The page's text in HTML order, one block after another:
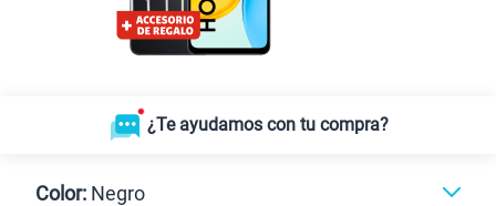
¿Te ayudamos con tu compra?
Color: Negro